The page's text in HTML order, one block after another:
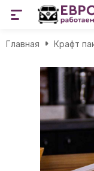
Главная Крафт